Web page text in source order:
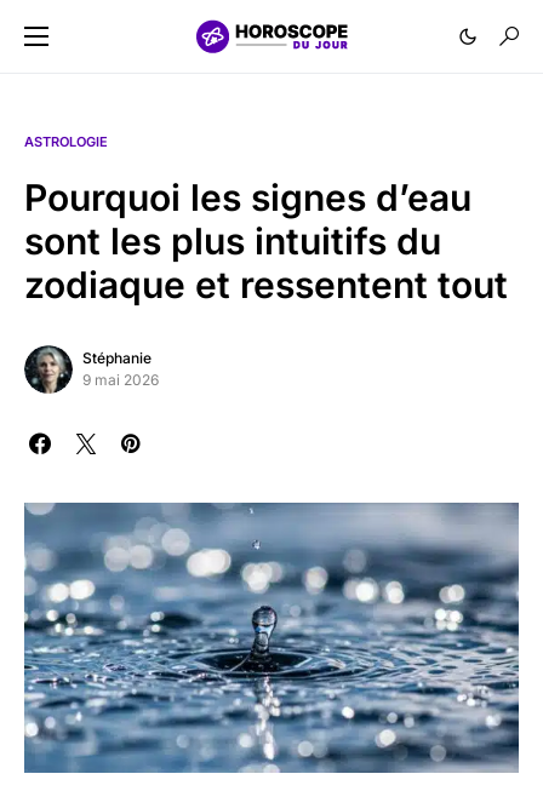
ASTROLOGIE
Pourquoi les signes d’eau
sont les plus intuitifs du
zodiaque et ressentent tout
Stéphanie
9 mai 2026